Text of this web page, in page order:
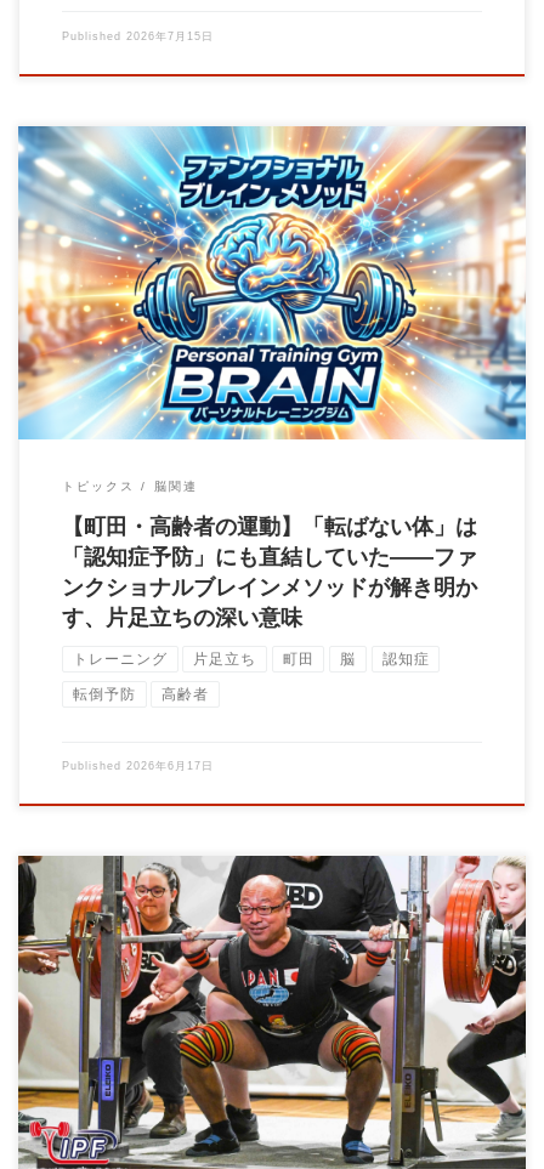
Published 2026年7月15日
「最近、段差でつまずくことが増えた気がする」 「親が転倒し
て、骨折してしまった……」 「認知症が心配 […]
トピックス 脳関連
【町田・高齢者の運動】「転ばない体」は
「認知症予防」にも直結していた——ファ
ンクショナルブレインメソッドが解き明か
す、片足立ちの深い意味
トレーニング 片足立ち 町田 脳 認知症
転倒予防 高齢者
Published 2026年6月17日
こんにちは、パワーリフティングコーチの大石です。 ジムに通
い始め、バーベルを使ったスクワットやベンチ […]